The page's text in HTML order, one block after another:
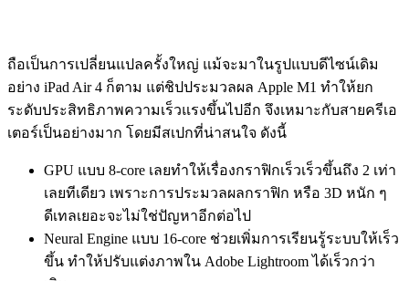
ถือเป็นการเปลี่ยนแปลครั้งใหญ่ แม้จะมาในรูปแบบดีไซน์เดิม
อย่าง iPad Air 4 ก็ตาม แต่ชิปประมวลผล Apple M1 ทำให้ยก
ระดับประสิทธิภาพความเร็วแรงขึ้นไปอีก จึงเหมาะกับสายครีเอ
เตอร์เป็นอย่างมาก โดยมีสเปกที่น่าสนใจ ดังนี้
GPU แบบ 8-core เลยทำให้เรื่องกราฟิกเร็วเร็วขึ้นถึง 2 เท่า
เลยทีเดียว เพราะการประมวลผลกราฟิก หรือ 3D หนัก ๆ
ดีเทลเยอะจะไม่ใช่ปัญหาอีกต่อไป
Neural Engine แบบ 16‑core ช่วยเพิ่มการเรียนรู้ระบบให้เร็ว
ขึ้น ทำให้ปรับแต่งภาพใน Adobe Lightroom ได้เร็วกว่า